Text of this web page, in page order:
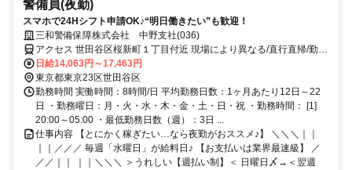
警備員(夜勤)
スマホで24Hシフト申請OK♪“明日働きたい”も歓迎！
三和警備保障株式会社 中野支社(036)
アクセス 世田谷区桜新町１丁目付近 現場により異なる/直行直帰/勤務
地相談可 ■電話面接■来社不要
日給14,063円～17,463円
東京都東京23区世田谷区
勤務時間 実働時間：8時間/日 平均勤務日数：1ヶ月あたり12日～22
日 ・勤務曜日：月・火・水・木・金・土・日・祝 ・勤務時間： [1]
20:00～05:00 ・最低勤務日数（週）：3日 ...
仕事内容 【とにかく稼ぎたい…なら夜勤がおススメ♪】 ＼＼＼｜｜
｜｜／／／ 毎週「水曜日」が給料日♪ 【お支払いは業界最速級】 ／
／／｜｜ ｜｜＼＼＼ ＞うれしい【週払い制】＜ 日曜日〆→＜翌週